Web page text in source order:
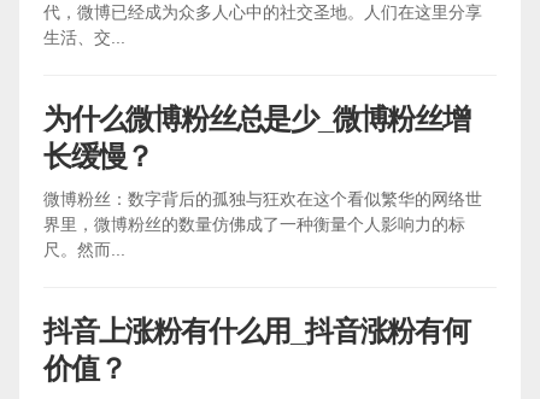
代，微博已经成为众多人心中的社交圣地。人们在这里分享
生活、交...
为什么微博粉丝总是少_微博粉丝增
长缓慢？
微博粉丝：数字背后的孤独与狂欢在这个看似繁华的网络世
界里，微博粉丝的数量仿佛成了一种衡量个人影响力的标
尺。然而...
抖音上涨粉有什么用_抖音涨粉有何
价值？